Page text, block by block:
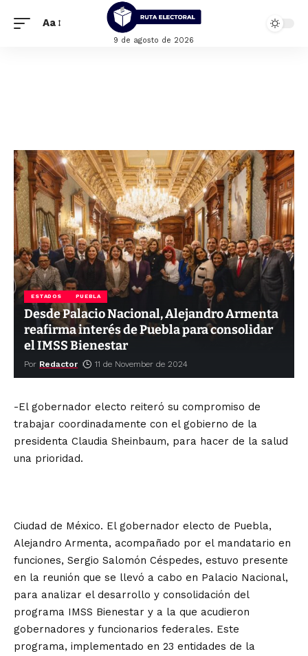
Aa
9 de agosto de 2026
ESTADOS PUEBLA
Desde Palacio Nacional, Alejandro Armenta
reafirma interés de Puebla para consolidar
el IMSS Bienestar
Por Redactor 11 de November de 2024
-El gobernador electo reiteró su compromiso de
trabajar coordinadamente con el gobierno de la
presidenta Claudia Sheinbaum, para hacer de la salud
una prioridad.
Ciudad de México. El gobernador electo de Puebla,
Alejandro Armenta, acompañado por el mandatario en
funciones, Sergio Salomón Céspedes, estuvo presente
en la reunión que se llevó a cabo en Palacio Nacional,
para analizar el desarrollo y consolidación del
programa IMSS Bienestar y a la que acudieron
gobernadores y funcionarios federales. Este
programa, implementado en 23 entidades de la